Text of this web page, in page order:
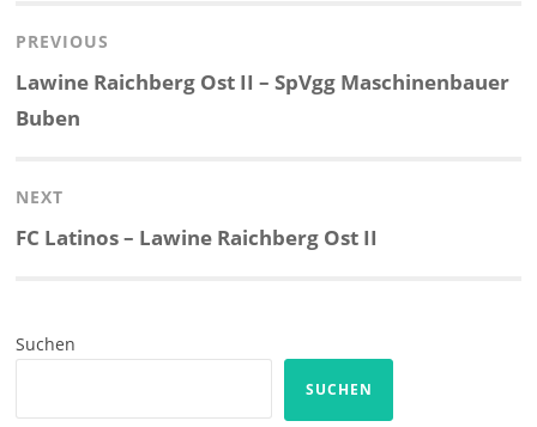
PREVIOUS
Previous
post:
Lawine Raichberg Ost II – SpVgg Maschinenbauer
Buben
NEXT
Next
FC Latinos – Lawine Raichberg Ost II
Suchen
SUCHEN